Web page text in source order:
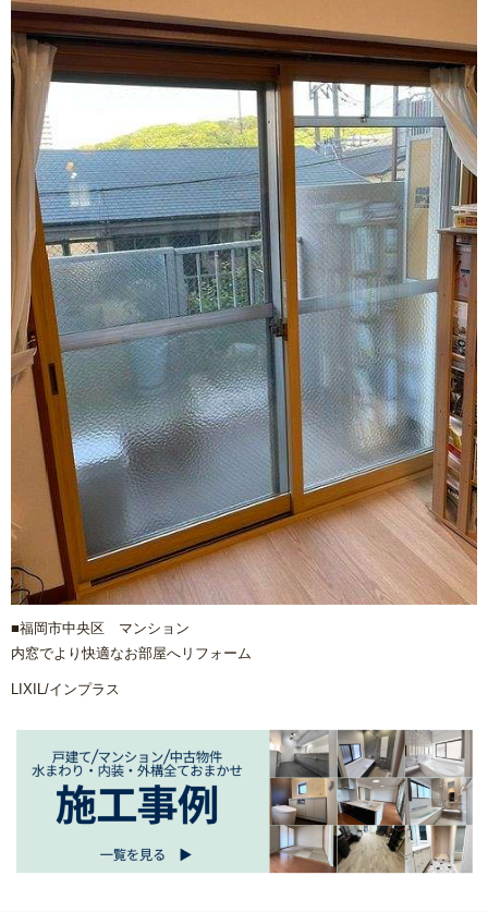
■福岡市中央区 マンション
内窓でより快適なお部屋へリフォーム
LIXIL/インプラス